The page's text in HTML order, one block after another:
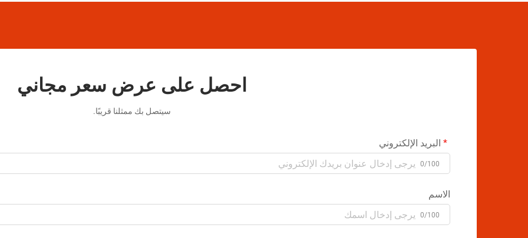
احصل على عرض سعر مجاني
سيتصل بك ممثلنا قريبًا.
البريد الإلكتروني
0/100
الاسم
0/100